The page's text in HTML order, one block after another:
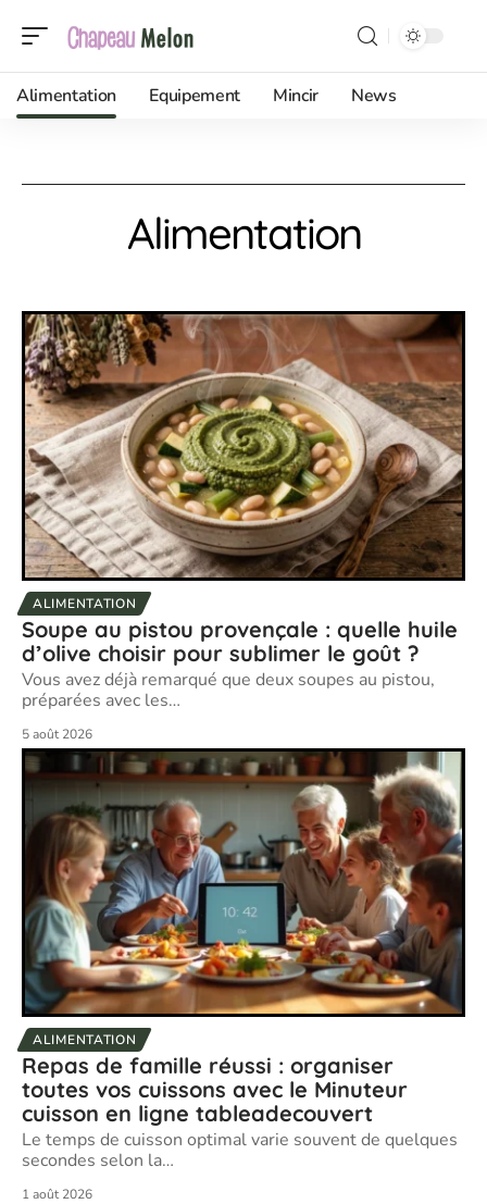
Alimentation Equipement Mincir News
Alimentation
ALIMENTATION
Soupe au pistou provençale : quelle huile
d’olive choisir pour sublimer le goût ?
Vous avez déjà remarqué que deux soupes au pistou,
préparées avec les…
5 août 2026
ALIMENTATION
Repas de famille réussi : organiser
toutes vos cuissons avec le Minuteur
cuisson en ligne tableadecouvert
Le temps de cuisson optimal varie souvent de quelques
secondes selon la…
1 août 2026